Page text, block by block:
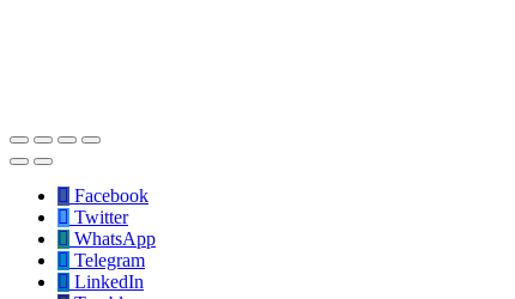
Facebook
Twitter
WhatsApp
Telegram
LinkedIn